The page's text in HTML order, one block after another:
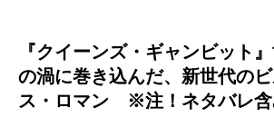
『クイーンズ・ギャンビット
の渦に巻き込んだ、新世代の
ス・ロマン ※注！ネタバレ含